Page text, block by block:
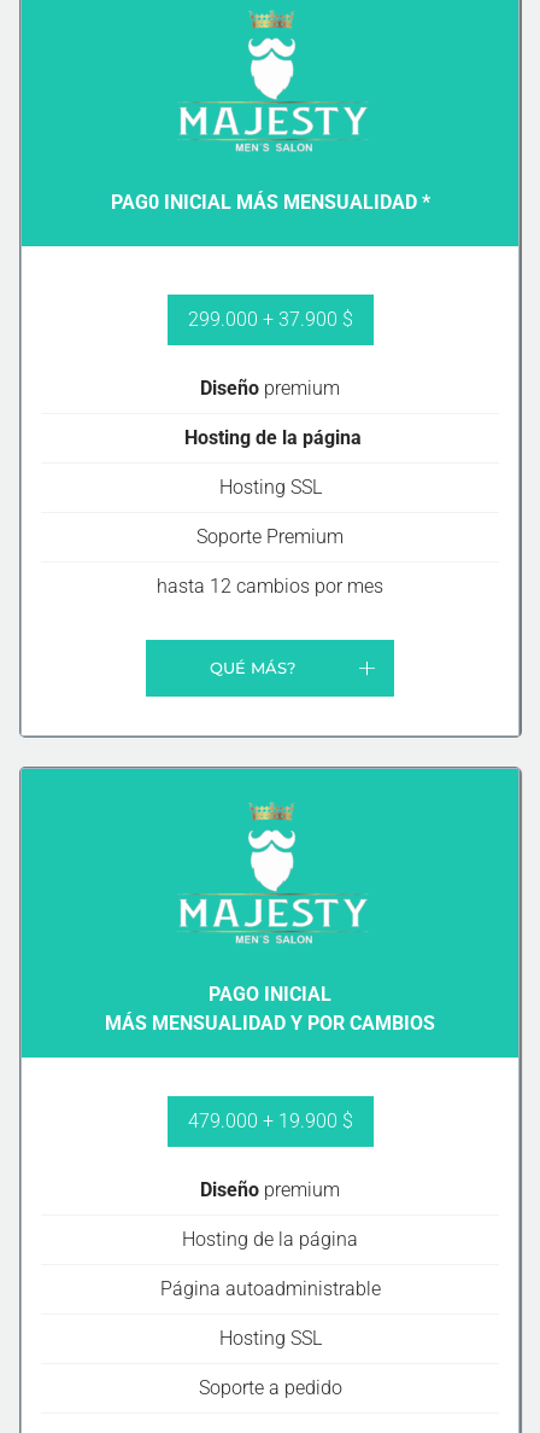
PAG0 INICIAL MÁS MENSUALIDAD *
299.000 + 37.900 $
Diseño premium
Hosting de la página
Hosting SSL
Soporte Premium
hasta 12 cambios por mes
QUÉ MÁS?
PAGO INICIAL
MÁS MENSUALIDAD Y POR CAMBIOS
479.000 + 19.900 $
Diseño premium
Hosting de la página
Página autoadministrable
Hosting SSL
Soporte a pedido